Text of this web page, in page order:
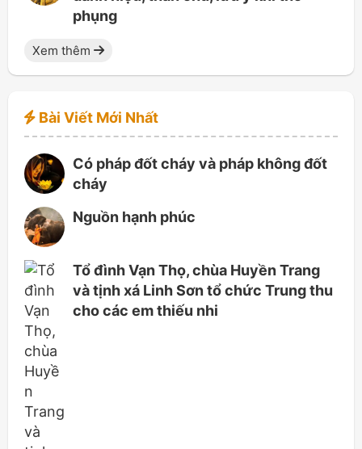
phụng
Xem thêm
Bài Viết Mới Nhất
Có pháp đốt cháy và pháp không đốt
cháy
Nguồn hạnh phúc
Tổ đình Vạn Thọ, chùa Huyền Trang
và tịnh xá Linh Sơn tổ chức Trung thu
cho các em thiếu nhi